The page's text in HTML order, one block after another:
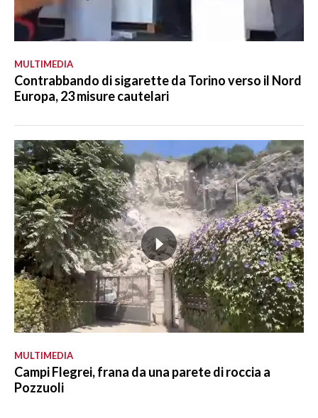
MULTIMEDIA
Contrabbando di sigarette da Torino verso il Nord
Europa, 23 misure cautelari
MULTIMEDIA
Campi Flegrei, frana da una parete di roccia a
Pozzuoli